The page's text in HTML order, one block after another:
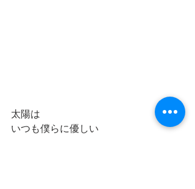
太陽は
いつも僕らに優しい